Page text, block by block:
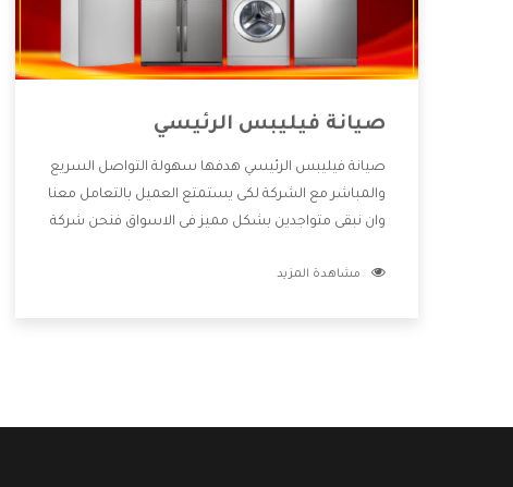
صيانة فيليبس الرئيسي
صيانة فيليبس الرئيسي هدفها سهولة التواصل السريع
والمباشر مع الشركة لكى يستمتع العميل بالتعامل معنا
وان نبقى متواجدين بشكل مميز فى الاسواق فنحن شركة
بالخدمات التى تنفرد الشركة بها والتى تكون منها خدمة
مشاهدة المزيد